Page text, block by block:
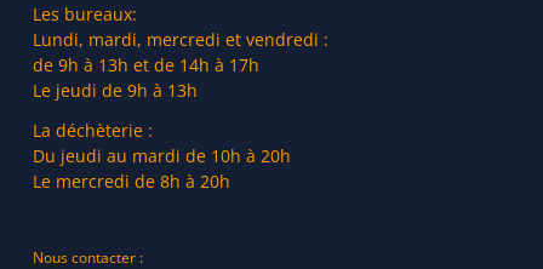
Les bureaux:
Lundi, mardi, mercredi et vendredi :
de 9h à 13h et de 14h à 17h
Le jeudi de 9h à 13h
La déchèterie :
Du jeudi au mardi de 10h à 20h
Le mercredi de 8h à 20h
Nous contacter :